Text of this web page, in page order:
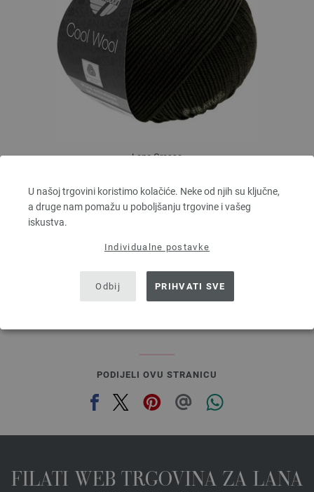
U našoj trgovini koristimo kolačiće. Neke od njih su ključne,
a druge nam pomažu u poboljšanju trgovine i vašeg
iskustva.
Individualne postavke
Odbij PRIHVATI SVE
Lana Grossa
100 % Djevicavuna Merino
Dužina: otprilike 160 m / 50 g
6,38 $
next
PODIJELI OVU STRANICU
FILATI WEB TRGOVINA ZA LANA